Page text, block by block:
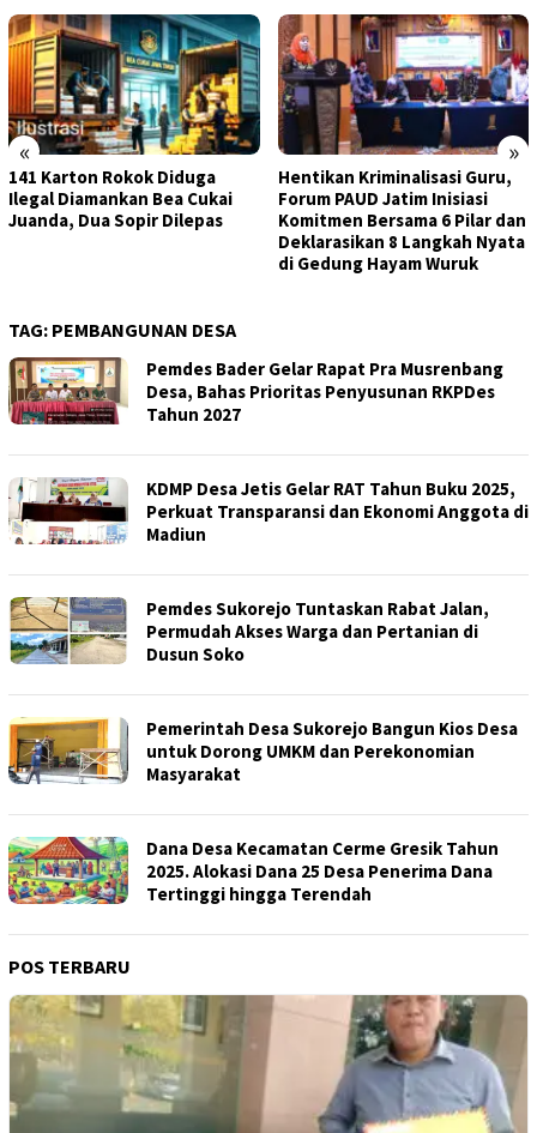
« »
141 Karton Rokok Diduga
Ilegal Diamankan Bea Cukai
Juanda, Dua Sopir Dilepas
Hentikan Kriminalisasi Guru,
Forum PAUD Jatim Inisiasi
Komitmen Bersama 6 Pilar dan
Deklarasikan 8 Langkah Nyata
di Gedung Hayam Wuruk
TAG: PEMBANGUNAN DESA
Pemdes Bader Gelar Rapat Pra Musrenbang
Desa, Bahas Prioritas Penyusunan RKPDes
Tahun 2027
KDMP Desa Jetis Gelar RAT Tahun Buku 2025,
Perkuat Transparansi dan Ekonomi Anggota di
Madiun
Pemdes Sukorejo Tuntaskan Rabat Jalan,
Permudah Akses Warga dan Pertanian di
Dusun Soko
Pemerintah Desa Sukorejo Bangun Kios Desa
untuk Dorong UMKM dan Perekonomian
Masyarakat
Dana Desa Kecamatan Cerme Gresik Tahun
2025. Alokasi Dana 25 Desa Penerima Dana
Tertinggi hingga Terendah
POS TERBARU